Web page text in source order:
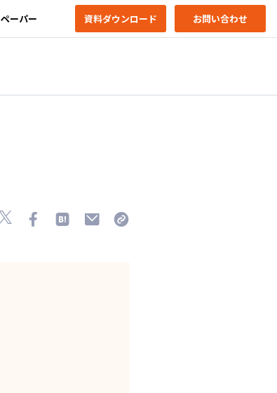
ーパー 資料ダウンロード お問い合わせ